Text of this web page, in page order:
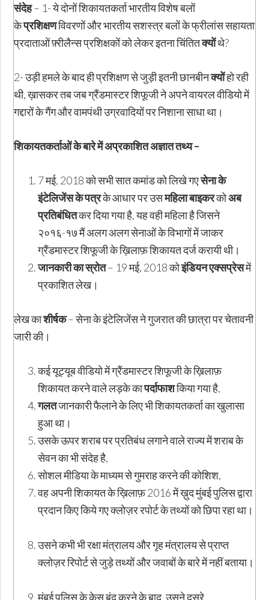
संदेह– 1- ये दोनों शिकायतकर्ता भारतीय विशेष बलों
केप्रशिक्षणविवरणों और भारतीय सशस्त्र बलों के फ्रीलांस सहायता
प्रदाताओं फ़्रीलैन्स प्रशिक्षकों को लेकर इतना चिंतितक्योंथे?
2- उड़ी हमले के बाद ही प्रशिक्षण से जुड़ी इतनी छानबीनक्योंहो रही
थी, ख़ासकर तब जब ग्रैंडमास्टर शिफूजी ने अपने वायरल वीडियो में
गद्दारों के गैंग और वामपंथी उग्रवादियों पर निशाना साधा था।
शिकायतकर्ताओं के बारे में अप्रकाशित अज्ञात तथ्य –
7 मई, 2018 को सभी सात कमांड को लिखे गएसेना के
इंटेलिजेंस के पत्रके आधार पर उसमहिला बाइकरकोअब
प्रतिबंधितकर दिया गया है, यह वही महिला है जिसने
२०१६-१७ मैं अलग अलग सेनाओं के विभागों में जाकर
ग्रैंडमास्टर शिफूजी के ख़िलाफ़ शिकायत दर्ज करायी थी।
जानकारी का स्रोत– 19 मई, 2018 कोइंडियन एक्सप्रेसमें
प्रकाशित लेख।
लेख काशीर्षक– सेना के इंटेलिजेंस ने गुजरात की छात्रा पर चेतावनी
जारी की।
कई यूट्यूब वीडियो में ग्रैंडमास्टर शिफूजी के ख़िलाफ़
शिकायत करने वाले लड़के कापर्दाफाशकिया गया है,
गलतजानकारी फैलाने के लिए भी शिकायतकर्ता का खुलासा
हुआ था।
उसके ऊपर शराब पर प्रतिबंध लगाने वाले राज्य में शराब के
सेवन का भी संदेह है,
सोशल मीडिया के माध्यम से गुमराह करने की कोशिश,
वह अपनी शिकायत के ख़िलाफ़ 2016 में ख़ुद मुंबई पुलिस द्वारा
प्रदान किए किये गए क्लोज़र रपोर्ट के तथ्यों को छिपा रहा था।
उसने कभी भी रक्षा मंत्रालय और गृह मंत्रालय से प्राप्त
क्लोज़र रिपोर्ट से जुड़े तथ्यों और जवाबों के बारे में नहीं बताया।
मुंबई पुलिस के केस बंद करने के बाद, उसने दूसरे